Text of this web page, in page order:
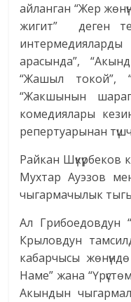
айланган “Жер
жигит” деген
интермедияларды
арасында”,
“Жашыл токой”,
“Жакшынын
комедиялары
репертуарынан
Райкан Шүкүрбеков
Мухтар Ауэзов
чыгармачылык
Ал Грибоедовдун
Крыловдун
кабарчысы
Наме” жана
Акындын